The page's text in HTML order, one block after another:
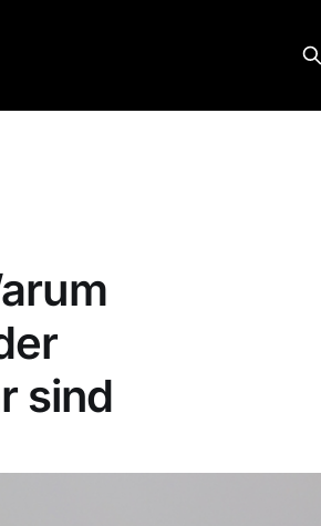
sind